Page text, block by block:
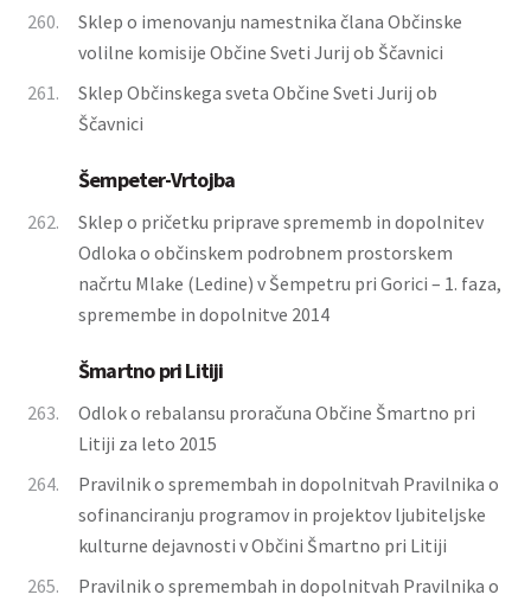
260.
Sklep o imenovanju namestnika člana Občinske
volilne komisije Občine Sveti Jurij ob Ščavnici
261.
Sklep Občinskega sveta Občine Sveti Jurij ob
Ščavnici
Šempeter-Vrtojba
262.
Sklep o pričetku priprave sprememb in dopolnitev
Odloka o občinskem podrobnem prostorskem
načrtu Mlake (Ledine) v Šempetru pri Gorici – 1. faza,
spremembe in dopolnitve 2014
Šmartno pri Litiji
263.
Odlok o rebalansu proračuna Občine Šmartno pri
Litiji za leto 2015
264.
Pravilnik o spremembah in dopolnitvah Pravilnika o
sofinanciranju programov in projektov ljubiteljske
kulturne dejavnosti v Občini Šmartno pri Litiji
265.
Pravilnik o spremembah in dopolnitvah Pravilnika o